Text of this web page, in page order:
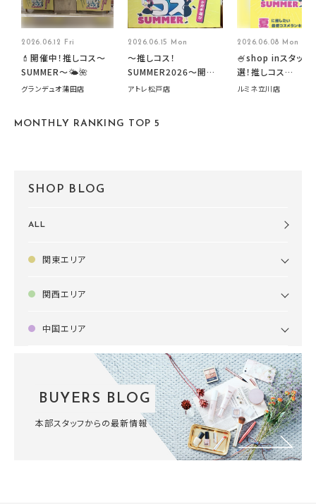
2026.06.12 Fri
💄開催中！推しコス〜
SUMMER〜🌤️🌺
グランデュオ蒲田店
2026.06.15 Mon
～推しコス！
SUMMER2026～開催
中です！
アトレ松戸店
2026.06.08 Mon
🍧shop inスタッフ
選！推しコス
summer2026開催
ルミネ立川店
MONTHLY RANKING TOP 5
SHOP BLOG
ALL
関東エリア
関西エリア
中国エリア
BUYERS BLOG
本部スタッフからの最新情報